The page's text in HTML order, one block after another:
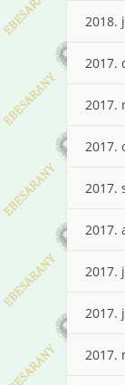
2018.
2017.
2017.
2017.
2017.
2017.
2017.
2017.
2017.